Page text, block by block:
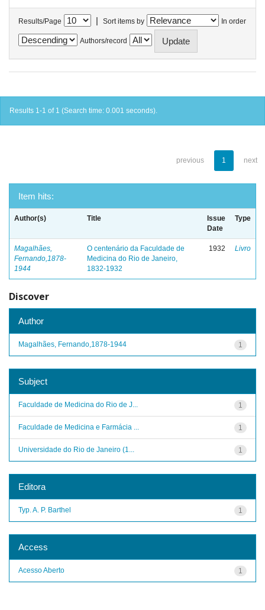
Results/Page | Sort items by In order
Authors/record
Results 1-1 of 1 (Search time: 0.001 seconds).
previous 1 next
Item hits:
Author(s) Title
Issue
Date
Type
Magalhães,
Fernando,1878-
1944
O centenário da Faculdade de
Medicina do Rio de Janeiro,
1832-1932
1932 Livro
Discover
Author
1
Magalhães, Fernando,1878-1944
Subject
1
Faculdade de Medicina do Rio de J...
1
Faculdade de Medicina e Farmácia ...
1
Universidade do Rio de Janeiro (1...
Editora
1
Typ. A. P. Barthel
Access
1
Acesso Aberto